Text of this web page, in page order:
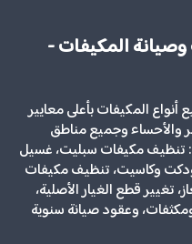
المكيفات -
المكيفات بأعلى معايير
والأحساء وجميع مناطق
تنظيف مكيفات سبليت، غسيل
وكاسيت، تنظيف مكيفات
تغيير قطع الغيار الأصلية،
وعقود صيانة سنوية